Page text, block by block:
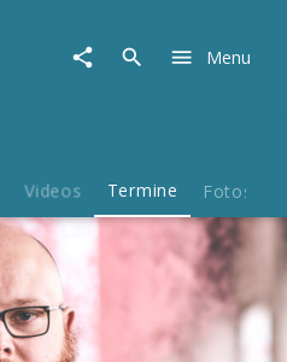
Menu
Videos Termine Fotos